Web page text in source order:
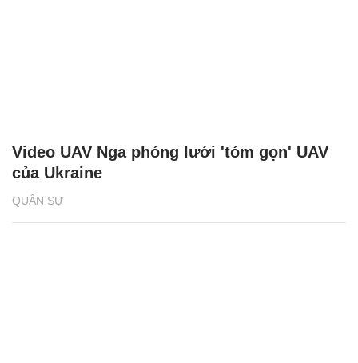
QUÂN SỰ
Video UAV Nga phóng lưới 'tóm gọn' UAV
của Ukraine